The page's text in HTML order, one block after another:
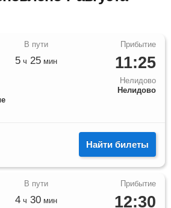
11:25
Нелидово
Нелидово
5 ч 25 мин
Найти билеты
12:30
4 ч 30 мин